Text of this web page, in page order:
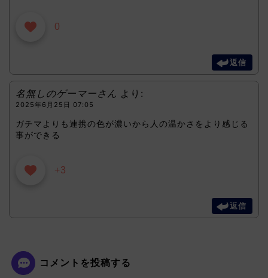
0
返信
名無しのゲーマーさん より:
2025年6月25日 07:05
ガチマよりも連携の色が濃いから人の温かさをより感じる
事ができる
+3
返信
コメントを投稿する